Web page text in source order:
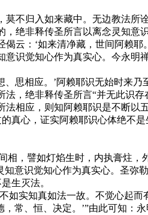
归入如来藏中。无边教法所
绝非释传圣所言以离念灵知意
：‘如来清净藏，世间阿赖耶
识觉知心作为真实心。今永明
思相应。’阿赖耶识无始时来
，绝非释传圣所言“并无此识
相应，则知阿赖耶识是不断以
真心，证实阿赖耶识心体绝不
，譬如灯焰生时，内执膏炷，
意识觉知心作为真实心。圣弥
生灭法。
实知真如法一故。不觉心起而
常、恒、决定。’”由此可知：